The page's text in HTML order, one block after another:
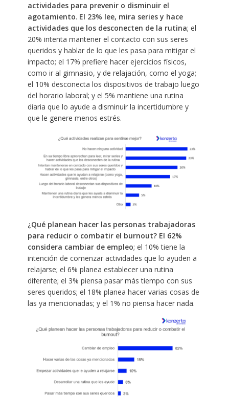
actividades para prevenir o disminuir el
agotamiento. El 23% lee, mira series y hace
actividades que los desconecten de la rutina; el
20% intenta mantener el contacto con sus seres
queridos y hablar de lo que les pasa para mitigar el
impacto; el 17% prefiere hacer ejercicios físicos,
como ir al gimnasio, y de relajación, como el yoga;
el 10% desconecta los dispositivos de trabajo luego
del horario laboral; y el 5% mantiene una rutina
diaria que lo ayude a disminuir la incertidumbre y
que le genere menos estrés.
¿Qué planean hacer las personas trabajadoras
para reducir o combatir el burnout? El 62%
considera cambiar de empleo; el 10% tiene la
intención de comenzar actividades que lo ayuden a
relajarse; el 6% planea establecer una rutina
diferente; el 3% piensa pasar más tiempo con sus
seres queridos; el 18% planea hacer varias cosas de
las ya mencionadas; y el 1% no piensa hacer nada.